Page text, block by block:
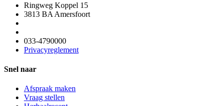
Ringweg Koppel 15
3813 BA Amersfoort
033-4790000
Privacyreglement
Snel naar
Afspraak maken
Vraag stellen